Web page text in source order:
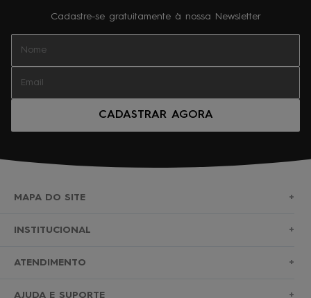
Cadastre-se gratuitamente à nossa Newsletter
CADASTRAR AGORA
MAPA DO SITE +
SURF
INSTITUCIONAL +
SOBRE NÓS
ATENDIMENTO +
(11)2010-1028
AJUDA E SUPORTE +